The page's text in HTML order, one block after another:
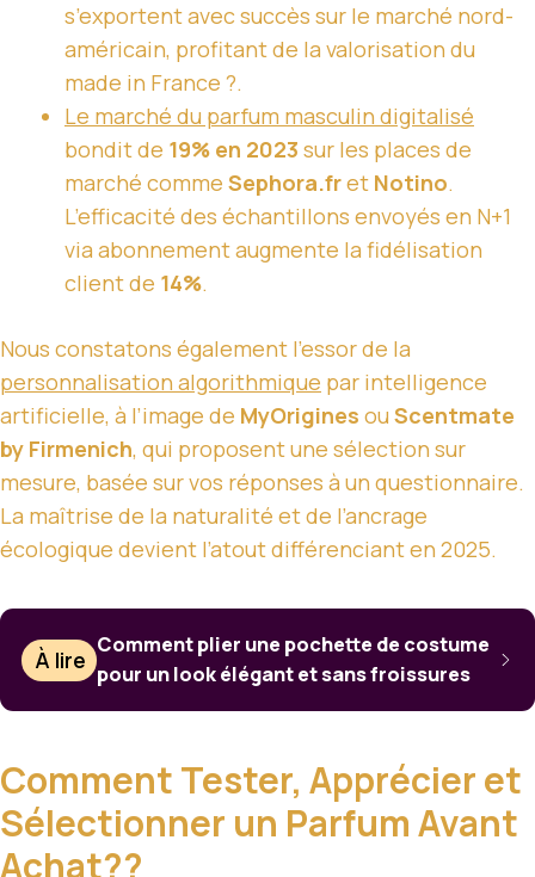
s’exportent avec succès sur le marché nord-
américain, profitant de la valorisation du
made in France ?.
Le marché du parfum masculin digitalisé
bondit de 19% en 2023 sur les places de
marché comme Sephora.fret Notino.
L’efficacité des échantillons envoyés en N+1
via abonnement augmente la fidélisation
client de 14%.
Nous constatons également l’essor de la
personnalisation algorithmique par intelligence
artificielle, à l’image de MyOrigines ou Scentmate
by Firmenich, qui proposent une sélection sur
mesure, basée sur vos réponses à un questionnaire.
La maîtrise de la naturalité et de l’ancrage
écologique devient l’atout différenciant en 2025.
À lire
Comment plier une pochette de costume
pour un look élégant et sans froissures
Comment Tester, Apprécier et
Sélectionner un Parfum Avant
Achat??